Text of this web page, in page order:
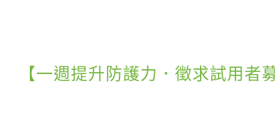
【一週提升防護力．徵求試用者